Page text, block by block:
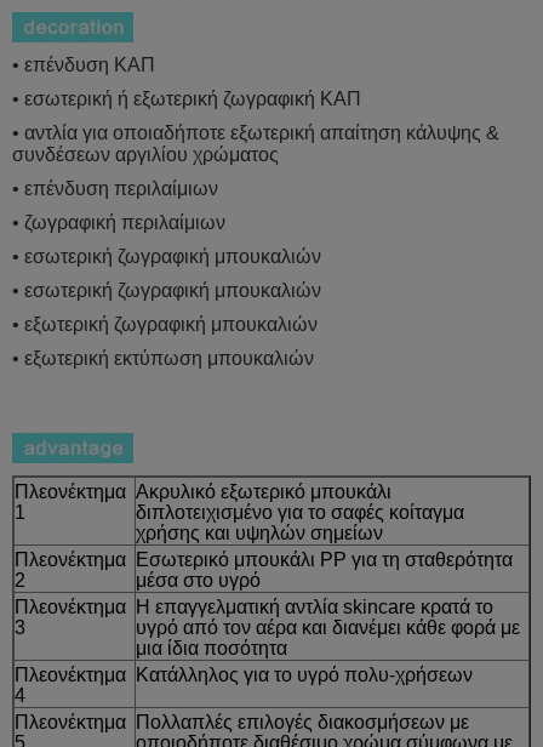
• επένδυση ΚΑΠ
• εσωτερική ή εξωτερική ζωγραφική ΚΑΠ
• αντλία για οποιαδήποτε εξωτερική απαίτηση κάλυψης &
συνδέσεων αργιλίου χρώματος
• επένδυση περιλαίμιων
• ζωγραφική περιλαίμιων
• εσωτερική ζωγραφική μπουκαλιών
• εσωτερική ζωγραφική μπουκαλιών
• εξωτερική ζωγραφική μπουκαλιών
• εξωτερική εκτύπωση μπουκαλιών
Πλεονέκτημα
1
Ακρυλικό εξωτερικό μπουκάλι
διπλοτειχισμένο για το σαφές κοίταγμα
χρήσης και υψηλών σημείων
Πλεονέκτημα
2
Εσωτερικό μπουκάλι PP για τη σταθερότητα
μέσα στο υγρό
Πλεονέκτημα
3
Η επαγγελματική αντλία skincare κρατά το
υγρό από τον αέρα και διανέμει κάθε φορά με
μια ίδια ποσότητα
Πλεονέκτημα
4
Κατάλληλος για το υγρό πολυ-χρήσεων
Πλεονέκτημα
5
Πολλαπλές επιλογές διακοσμήσεων με
οποιοδήποτε διαθέσιμο χρώμα σύμφωνα με